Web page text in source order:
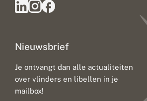
Nieuwsbrief
Je ontvangt dan alle actualiteiten
over vlinders en libellen in je
mailbox!